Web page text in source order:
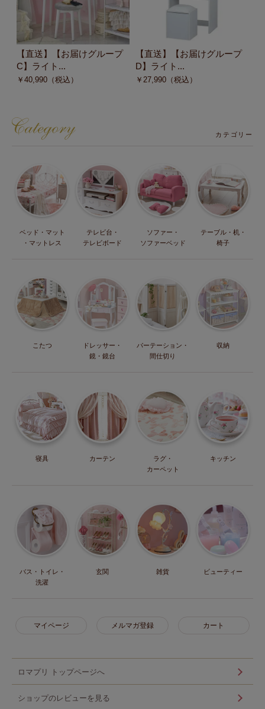
【直送】【お届けグループ
C】ライト...
￥40,990 （税込）
【直送】【お届けグループ
D】ライト...
￥ 27,990 （税込）
カテゴリー
ベッド・マット
・マットレス
テレビ台・
テレビボード
ソファー・
ソファーベッド
テーブル・机・
椅子
こたつ
ドレッサー・
鏡・鏡台
パーテーション・
間仕切り
収納
寝具 カーテン
ラグ・
カーペット
キッチン
バス・トイレ・
洗濯
玄関 雑貨 ビューティー
マイページ メルマガ登録 カート
ロマプリ トップページへ
ショップのレビューを見る